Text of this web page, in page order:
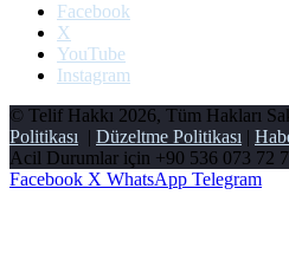
Facebook
X
YouTube
Instagram
© Telif Hakkı 2026, Tüm Hakları
Politikası | Düzeltme Politikası |
Acil Durumlar için +90 536 073 72
Facebook X WhatsApp Telegram